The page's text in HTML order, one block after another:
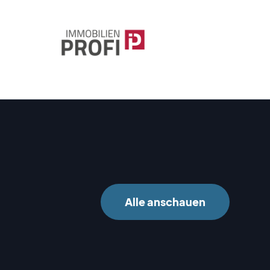
Alle anschauen